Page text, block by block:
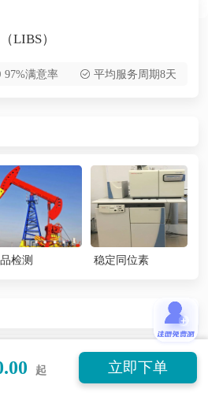
起 立即下单
LIBS）
97%满意率 平均服务周期8天
检测 稳定同位素
Induced Breakdown Spect
是一种基于等离子体发射光